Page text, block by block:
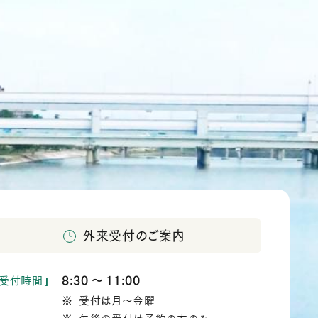
外来受付のご案内
付時間
8:30
か
ら
11:00
受付は月～金曜